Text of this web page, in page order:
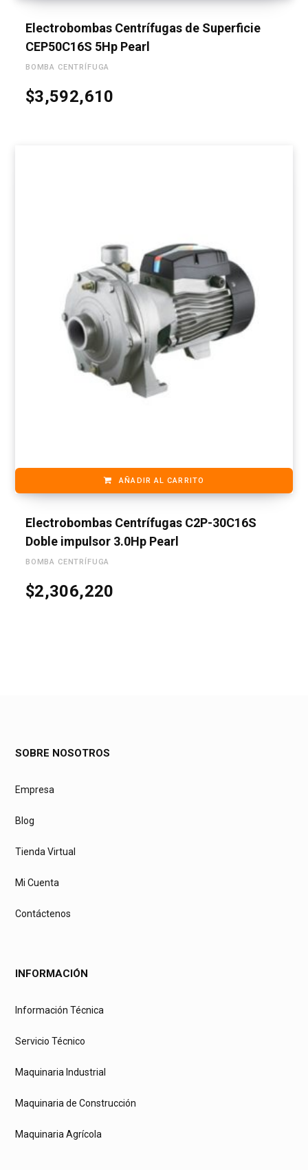
Electrobombas Centrífugas de Superficie
CEP50C16S 5Hp Pearl
BOMBA CENTRÍFUGA
$3,592,610
AÑADIR AL CARRITO
Electrobombas Centrífugas C2P-30C16S
Doble impulsor 3.0Hp Pearl
BOMBA CENTRÍFUGA
$2,306,220
SOBRE NOSOTROS
Empresa
Blog
Tienda Virtual
Mi Cuenta
Contáctenos
INFORMACIÓN
Información Técnica
Servicio Técnico
Maquinaria Industrial
Maquinaria de Construcción
Maquinaria Agrícola